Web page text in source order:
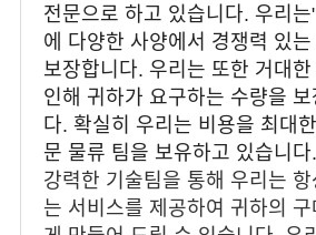
전문으로 하고 있습니다. 우리는
에 다양한 사양에서 경쟁력 있
보장합니다. 우리는 또한 거대
인해 귀하가 요구하는 수량을 보
다. 확실히 우리는 비용을 최대
문 물류 팀을 보유하고 있습니다.
강력한 기술팀을 통해 우리는
는 서비스를 제공하여 귀하의